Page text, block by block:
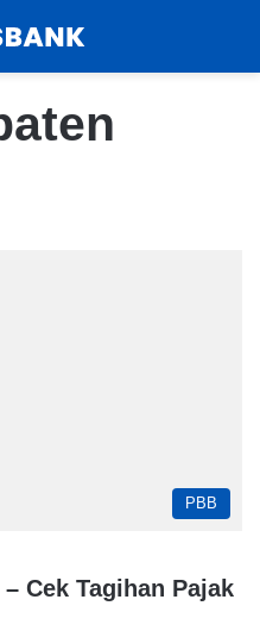
PBB
Cek Tagihan Pajak